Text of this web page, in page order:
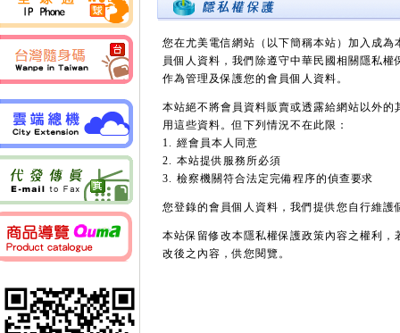
您在尤美電信網站（以下簡稱本站）加入成
員個人資料，我們除遵守中華民國相關隱私
作為管理及保護您的會員個人資料。
本站絕不將會員資料販賣或透露給網站以外
用這些資料。但下列情況不在此限：
1. 經會員本人同意
2. 本站提供服務所必須
3. 檢察機關符合法定完備程序的偵查要求
您登錄的會員個人資料，我們提供您自行維護
本站保留修改本隱私權保護政策內容之權利
改後之內容，供您閱覽。